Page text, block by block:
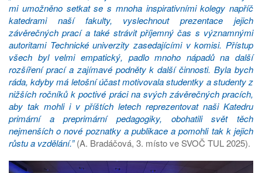
mi umožněno setkat se s mnoha inspirativními kolegy napříč
katedrami naší fakulty, vyslechnout prezentace jejich
závěrečných prací a také strávit příjemný čas s významnými
autoritami Technické univerzity zasedajícími v komisi. Přístup
všech byl velmi empatický, padlo mnoho nápadů na další
rozšíření prací a zajímavé podněty k další činnosti. Byla bych
ráda, kdyby má letošní účast motivovala studentky a studenty z
nižších ročníků k poctivé práci na svých závěrečných pracích,
aby tak mohli i v příštích letech reprezentovat naši Katedru
primární a preprimární pedagogiky, obohatili svět těch
nejmenších o nové poznatky a publikace a pomohli tak k jejich
růstu a vzdělání.”(A. Bradáčová, 3. místo ve SVOČ TUL 2025).